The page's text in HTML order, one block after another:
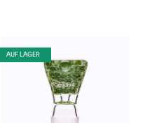
AUF LAGER